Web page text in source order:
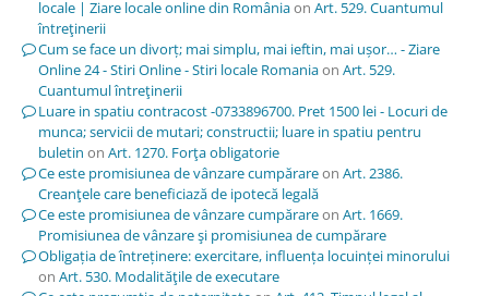
locale | Ziare locale online din Româniaon Art. 529. Cuantumul
întreţinerii
Cum se face un divorț; mai simplu, mai ieftin, mai ușor… - Ziare
Online 24 - Stiri Online - Stiri locale Romaniaon Art. 529.
Cuantumul întreţinerii
Luare in spatiu contracost -0733896700. Pret 1500 lei - Locuri de
munca; servicii de mutari; constructii; luare in spatiu pentru
buletin on Art. 1270. Forţa obligatorie
Ce este promisiunea de vânzare cumpărareon Art. 2386.
Creanţele care beneficiază de ipotecă legală
Ce este promisiunea de vânzare cumpărareon Art. 1669.
Promisiunea de vânzare şi promisiunea de cumpărare
Obligația de întreținere: exercitare, influența locuinței minorului
on Art. 530. Modalităţile de executare